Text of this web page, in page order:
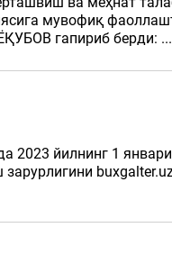
мувофиқ
гапириб берди: ...
2023 йилнинг 1